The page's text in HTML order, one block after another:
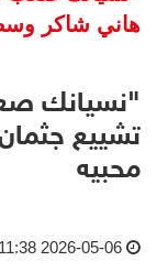
هاني شاكر
"نسيانك
تشييع
محبيه
2026-05-06 11:38 AM